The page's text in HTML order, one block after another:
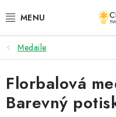
na
SEZÓNNÍ TVOŘENÍ
DŘEVĚNÉ VÝROBKY
MEDAILE
Medaile
Florbalová
Barevný